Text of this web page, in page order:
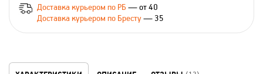
Доставка курьером по РБ — от 40
Доставка курьером по Бресту— 35